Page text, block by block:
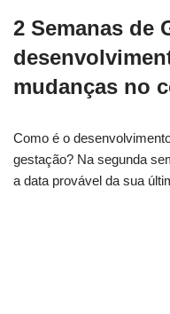
2 Semanas de
mudanças no
Como é o
gestação? Na segunda
a data provável da sua